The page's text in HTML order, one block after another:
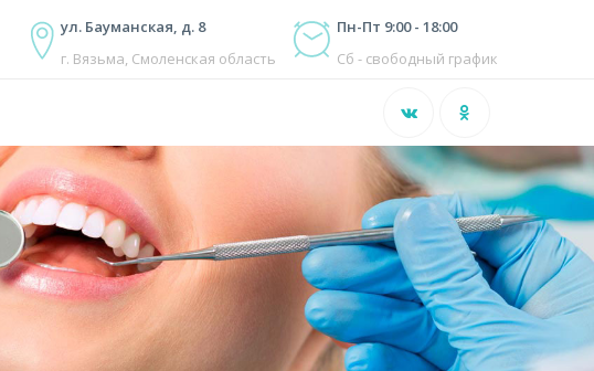
ул. Бауманская, д. 8
г. Вязьма, Смоленская область
Пн-Пт 9:00 - 18:00
Сб - свободный график